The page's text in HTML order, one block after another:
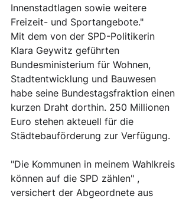
Innenstadtlagen sowie weitere
Freizeit- und Sportangebote."
Mit dem von der SPD-Politikerin
Klara Geywitz geführten
Bundesministerium für Wohnen,
Stadtentwicklung und Bauwesen
habe seine Bundestagsfraktion einen
kurzen Draht dorthin. 250 Millionen
Euro stehen akteuell für die
Städtebauförderung zur Verfügung.
"Die Kommunen in meinem Wahlkreis
können auf die SPD zählen" ,
versichert der Abgeordnete aus